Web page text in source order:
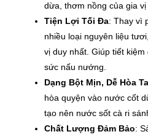
dừa, thơm nồng của gia vị
Tiện Lợi Tối Đa: Thay vì
nhiều loại nguyên liệu
vị duy nhất. Giúp tiết
sức nấu nướng.
Dạng Bột Mịn, Dễ Hòa
hòa quyện vào nước cốt
tạo nên nước sốt cà ri
Chất Lượng Đảm Bảo: